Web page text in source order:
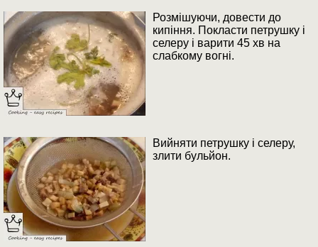
Розмішуючи, довести до
кипіння. Покласти петрушку і
селеру і варити 45 хв на
слабкому вогні.
Вийняти петрушку і селеру,
злити бульйон.